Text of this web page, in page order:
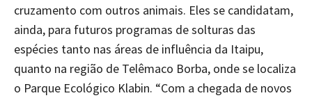
cruzamento com outros animais. Eles se candidatam,
ainda, para futuros programas de solturas das
espécies tanto nas áreas de influência da Itaipu,
quanto na região de Telêmaco Borba, onde se localiza
o Parque Ecológico Klabin. “Com a chegada de novos